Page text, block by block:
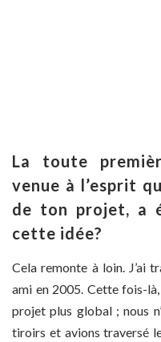
La toute
venue à l’esprit
de ton projet, a
cette idée?
Cela remonte à loin. J’ai
ami en 2005. Cette fois-là,
projet plus global ; nous
tiroirs et avions traversé